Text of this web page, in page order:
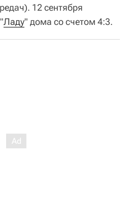
12 сентября
Ладу" дома со счетом 4:3.